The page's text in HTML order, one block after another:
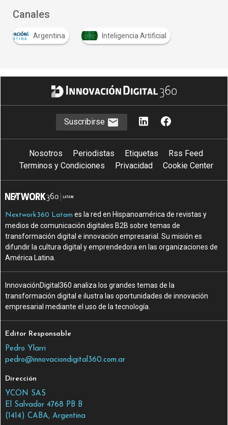
Canales
Argentina Inteligencia Artificial
Suscribirse
Nosotros Periodistas Etiquetas
Rss Feed
Terminos y Condiciones
Privacidad Cookie Center
Nextwork360 Latam es la red en Hispanoamérica de revistas y
medios de comunicación digitales B2B sobre temas de
transformación digital e innovación empresarial. Su misión es
difundir la cultura digital y emprendedora en las organizaciones de
América Latina.
InnovaciónDigital360 analiza los grandes temas de la
transformación digital e ilustra las oportunidades de innovación
empresarial mediante el uso de la tecnología.
Editor Responsable
Pedro Ylarri
pedro@innovaciondigital360.com.ar
Dirección
YCON SAS
El Salvador 4768 PB B
(1414) CABA, Argentina